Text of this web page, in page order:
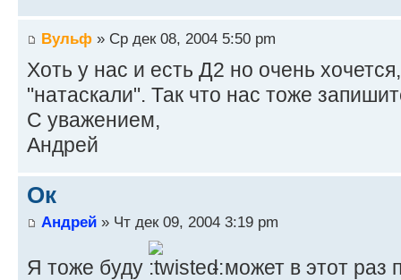
Вульф » Ср дек 08, 2004 5:50 pm
Хоть у нас и есть Д2 но очень
"натаскали". Так что нас тоже
С уважением,
Андрей
Ок
Андрей » Чт дек 09, 2004 3:19 pm
Я тоже буду - может в этот раз